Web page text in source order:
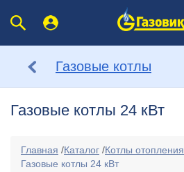
Газовые котлы
Газовые котлы 24 кВт
Главная /Каталог /Котлы отопления
Газовые котлы 24 кВт